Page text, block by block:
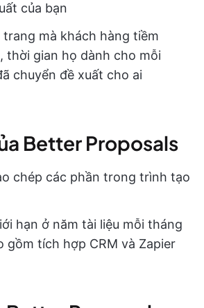
của bạn
mà khách hàng tiềm
thời gian họ dành cho mỗi
chuyển đề xuất cho ai
Better Proposals
chép các phần trong trình tạo
hạn ở năm tài liệu mỗi tháng
gồm tích hợp CRM và Zapier